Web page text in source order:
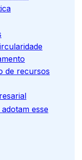
de recursos
esse